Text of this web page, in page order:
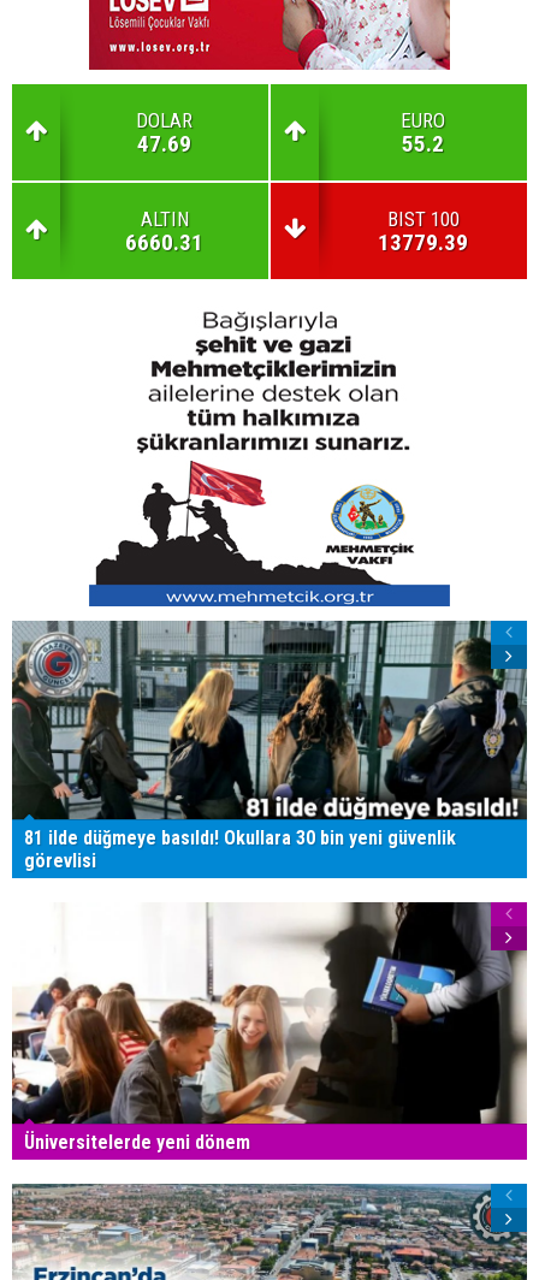
DOLAR
47.69
EURO
55.2
ALTIN
6660.31
BIST 100
13779.39
81 ilde düğmeye basıldı! Okullara 30 bin yeni güvenlik
görevlisi
Üniversitelerde yeni dönem